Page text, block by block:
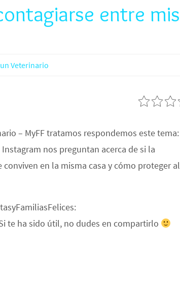
entre mis
Veterinario
– MyFF tratamos respondemos este tema:
nos preguntan acerca de si la
en la misma casa y cómo proteger al
te ha sido útil, no dudes en compartirlo